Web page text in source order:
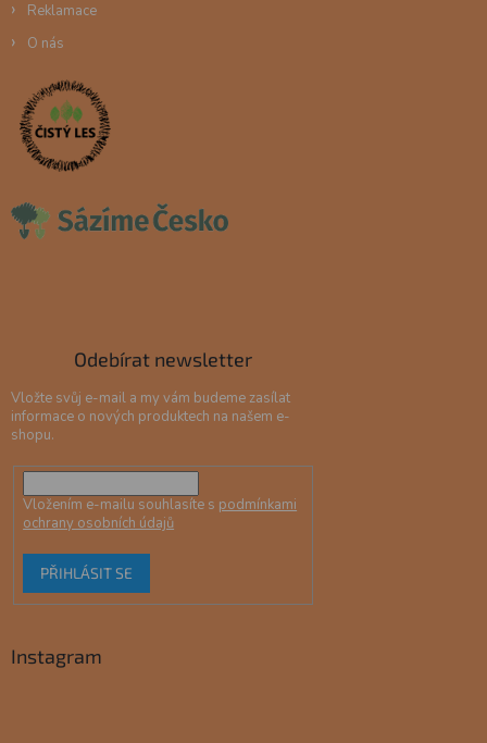
Reklamace
O nás
Odebírat newsletter
Vložte svůj e-mail a my vám budeme zasílat
informace o nových produktech na našem e-
shopu.
Vložením e-mailu souhlasíte s podmínkami
ochrany osobních údajů
PŘIHLÁSIT SE
Instagram